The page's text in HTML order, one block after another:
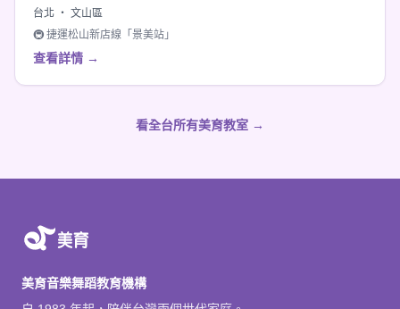
台北 ・ 文山區
🚇 捷運松山新店線「景美站」
查看詳情 →
看全台所有美育教室 →
美育音樂舞蹈教育機構